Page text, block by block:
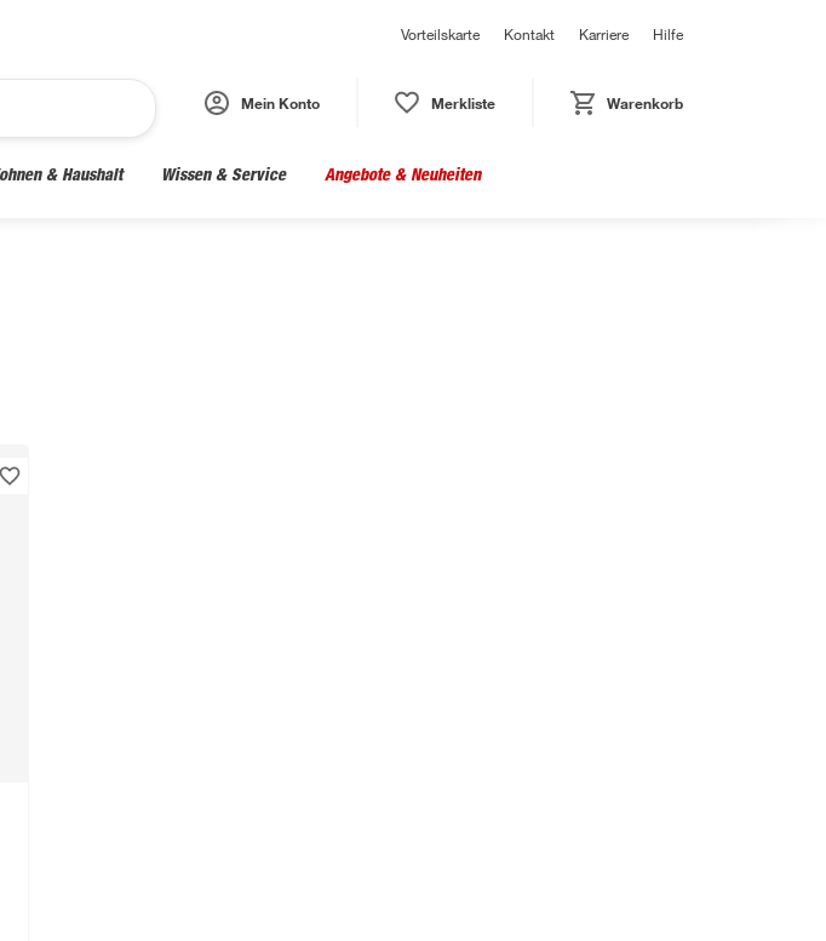
Vorteilskarte Kontakt Karriere Hilfe
Mein Konto Merkliste Warenkorb
& Haushalt Wissen & Service Angebote & Neuheiten